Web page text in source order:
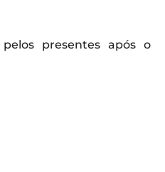
presentes após o